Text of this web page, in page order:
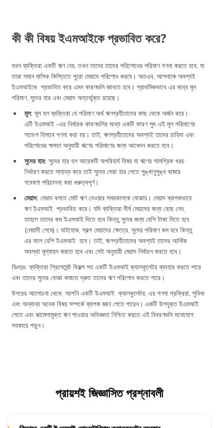
কী কী বিষয় ইএমআইকে প্রভাবিত করে?
যখন ব্যক্তিরা একটি ঋণ নেয়, তখন তাদের তাদের পরিশোধের পরিমাণ গণনা করতে হবে, যা
তারা সমান মাসিক কিস্তিতে পুরো মেয়াদে পরিশোধ করবে। অতএব, আপনাকে অবশ্যই
ইএমআইকে প্রভাবিত করে এমন কারণগুলি জানতে হবে। প্রাথমিকভাবে এর মধ্যে মূল
পরিমাণ, সুদের হার এবং মেয়াদ অন্তর্ভুক্ত রয়েছে।
মূল: মূল হল ব্যক্তিরা যে পরিমাণ অর্থ ঋণগ্রহীতাদের কাছ থেকে অর্জন করে।
এটি ইএমআই -এর নির্ধারক কারণগুলির মধ্যে একটি কারণ সুদ এই মূল পরিমাণের
শতাংশ হিসাবে গণনা করা হয়। তাই, ঋণগ্রহীতাদের অবশ্যই তাদের চাহিদা এবং
পরিশোধের ক্ষমতা অনুযায়ী ঋণের পরিমাণের জন্য আবেদন করতে হবে।
সুদের হার: সুদের হার হল আরেকটি অপরিহার্য বিষয় যা ঋণের সামগ্রিক খরচ
নির্ধারণ করতে সাহায্য করে তাই সুদের সেরা হার পেতে পুঙ্খানুপুঙ্খ বাজার
গবেষণা পরিচালনা করা গুরুত্বপূর্ণ।
মেয়াদ: মেয়াদ বলতে মোট ঋণ নেওয়ার সময়কালকে বোঝায়। মেয়াদ ব্যাপকভাবে
ঋণ ইএমআই প্রভাবিত করে। যদি ব্যক্তিরা দীর্ঘ মেয়াদের জন্য বেছে নেন,
তাহলে তাদের কম ইএমআই দিতে হবে কিন্তু সুদের জন্য বেশি টাকা দিতে হবে
(মেয়াদী শেষে)। যাইহোক, স্বল্প মেয়াদের ক্ষেত্রে, সুদের পরিমাণ কম হবে কিন্তু
এর ফলে বেশি ইএমআই হবে। তাই, ঋণগ্রহীতাদের অবশ্যই তাদের আর্থিক
অবস্থা মূল্যায়ন করতে হবে এবং সেই অনুযায়ী মেয়াদ নির্বাচন করতে হবে।
বিঃদ্রঃ: ব্যক্তিরা প্রিপেমেন্ট বিকল্প সহ একটি ইএমআই ক্যালকুলেটর ব্যবহার করতে পারে
এবং তাদের সুদের বোঝা কমাতে দ্রুত তাদের ঋণ পরিশোধ করতে পারে।
উপরের আলোচনা থেকে, আপনি একটি ইএমআই ক্যালকুলেটর, এর গণনা প্রক্রিয়া, সুবিধা
এবং অন্যান্য অনেক বিষয় সম্পর্কে ব্যাপক জ্ঞান পেতে পারেন। একটি উপযুক্ত ইএমআই
পেতে এবং ঝামেলামুক্ত ঋণ পাওয়ার অভিজ্ঞতা নিশ্চিত করতে এই বিবরণগুলি মনোযোগ
সহকারে পড়ুন।
প্রায়শই জিজ্ঞাসিত প্রশ্নাবলী